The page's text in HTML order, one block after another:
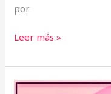
por
Leer más »
«Qub1k»